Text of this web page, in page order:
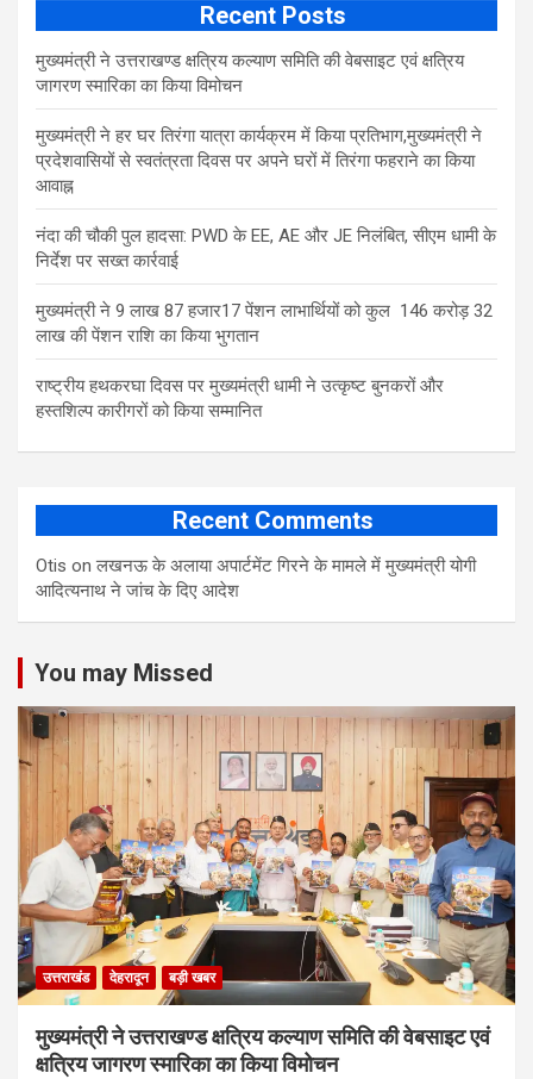
Recent Posts
मुख्यमंत्री ने उत्तराखण्ड क्षत्रिय कल्याण समिति की वेबसाइट एवं क्षत्रिय
जागरण स्मारिका का किया विमोचन
मुख्यमंत्री ने हर घर तिरंगा यात्रा कार्यक्रम में किया प्रतिभाग,मुख्यमंत्री ने
प्रदेशवासियों से स्वतंत्रता दिवस पर अपने घरों में तिरंगा फहराने का किया
आवाह्न
नंदा की चौकी पुल हादसा: PWD के EE, AE और JE निलंबित, सीएम धामी के
निर्देश पर सख्त कार्रवाई
मुख्यमंत्री ने 9 लाख 87 हजार17 पेंशन लाभार्थियों को कुल 146 करोड़ 32
लाख की पेंशन राशि का किया भुगतान
राष्ट्रीय हथकरघा दिवस पर मुख्यमंत्री धामी ने उत्कृष्ट बुनकरों और
हस्तशिल्प कारीगरों को किया सम्मानित
Recent Comments
Otis onलखनऊ के अलाया अपार्टमेंट गिरने के मामले में मुख्‍यमंत्री योगी
आद‍ित्‍यनाथ ने जांच के द‍िए आदेश
You may Missed
उत्तराखंड देहरादून बड़ी खबर
मुख्यमंत्री ने उत्तराखण्ड क्षत्रिय कल्याण समिति की वेबसाइट एवं
क्षत्रिय जागरण स्मारिका का किया विमोचन